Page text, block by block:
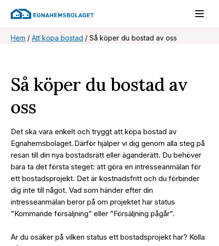
Hem /Att köpa bostad /Så köper du bostad av oss
Så köper du bostad av
oss
Det ska vara enkelt och tryggt att köpa bostad av
Egnahemsbolaget. Därför hjälper vi dig genom alla steg på
resan till din nya bostadsrätt eller äganderätt. Du behöver
bara ta det första steget: att göra en intresseanmälan för
ett bostadsprojekt. Det är kostnadsfritt och du förbinder
dig inte till något. Vad som händer efter din
intresseanmälan beror på om projektet har status
”Kommande försäljning” eller ”Försäljning pågår”.
Är du osäker på vilken status ett bostadsprojekt har? Kolla